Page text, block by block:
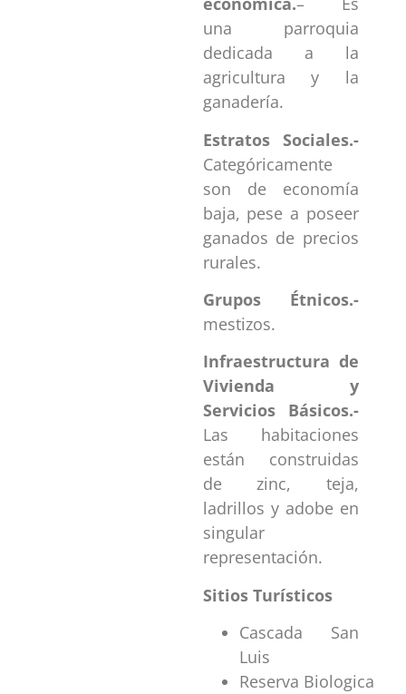
una parroquia
dedicada a la
agricultura y la
ganadería.
Estratos Sociales.-
Categóricamente
son de economía
baja, pese a poseer
ganados de precios
rurales.
Grupos Étnicos.-
mestizos.
Infraestructura de
Vivienda y
Servicios Básicos.-
Las habitaciones
están construidas
de zinc, teja,
ladrillos y adobe en
singular
representación.
Sitios Turísticos
Cascada San
Luis
Reserva Biologica